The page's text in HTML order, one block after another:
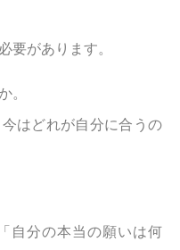
要があります。
。
はどれが自分に合うの
自分の本当の願いは何